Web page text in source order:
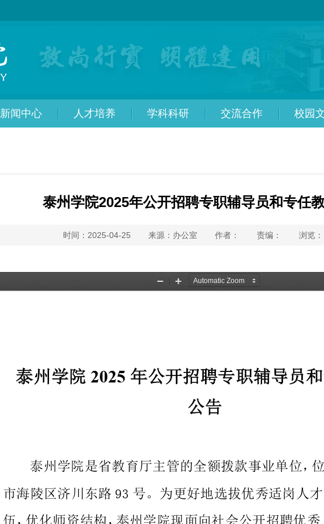
新闻中心 人才培养 学科科研 交流合作 校园
泰州学院2025年公开招聘专职辅导员和专任
时间：2025-04-25 来源：办公室 作者： 责编： 浏览：